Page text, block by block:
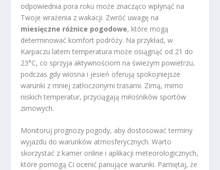
odpowiednia pora roku może znacząco wpłynąć na
Twoje wrażenia z wakacji. Zwróć uwagę na
miesięczne różnice pogodowe, które mogą
determinować komfort podróży. Na przykład, w
Karpaczu latem temperatura może osiągnąć od 21 do
23°C, co sprzyja aktywnościom na świeżym powietrzu,
podczas gdy wiosna i jesień oferują spokojniejsze
warunki z mniej zatłoczonymi trasami. Zimą, mimo
niskich temperatur, przyciągają miłośników sportów
zimowych.
Monitoruj prognozy pogody, aby dostosować terminy
wyjazdu do warunków atmosferycznych. Warto
skorzystać z kamer online i aplikacji meteorologicznych,
które pomogą Ci ocenić panujące warunki. Pamiętaj, że